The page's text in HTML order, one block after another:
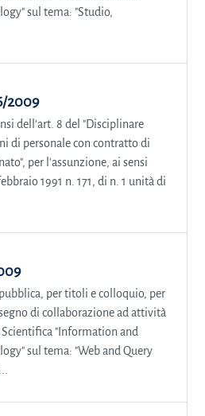
sul tema: "Studio,
2009
dell'art. 8 del "Disciplinare
di personale con contratto di
per l'assunzione, ai sensi
1991 n. 171, di n. 1 unità di
per titoli e colloquio, per
di collaborazione ad attività
"Information and
sul tema: "Web and Query